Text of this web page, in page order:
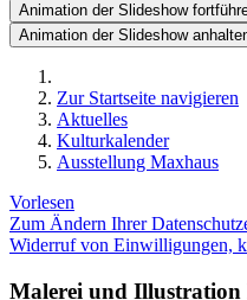
Animation der Slideshow
Animation der Slideshow
Zur Startseite navigieren
Aktuelles
Kulturkalender
Ausstellung Maxhaus
Vorlesen
Zum Ändern Ihrer
Widerruf von Einwilligungen,
Malerei und Illustration